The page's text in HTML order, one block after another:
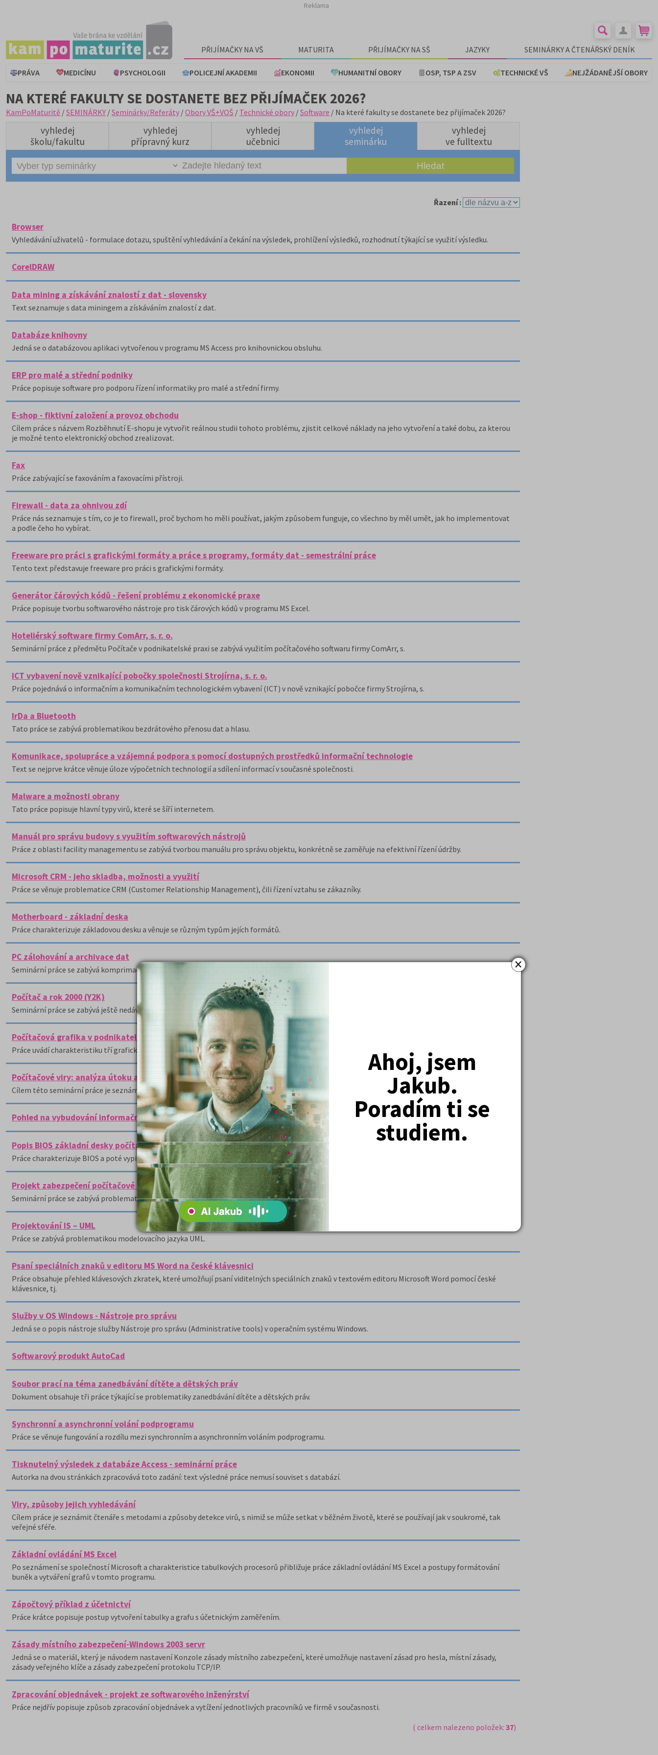
×
Ahoj, jsem
Jakub.
Poradím ti se
studiem.
Reklama
PŘIJÍMAČKY NA VŠ MATURITA PŘIJÍMAČKY NA SŠ JAZYKY SEMINÁRKY A ČTENÁŘSKÝ DENÍK
PRÁVA MEDICÍNU PSYCHOLOGII POLICEJNÍ AKADEMII EKONOMII HUMANITNÍ OBORY OSP, TSP A ZSV TECHNICKÉ VŠ NEJŽÁDANĚJŠÍ OBORY
NA KTERÉ FAKULTY SE DOSTANETE BEZ PŘIJÍMAČEK 2026?
KamPoMaturitě /SEMINÁRKY /Seminárky/Referáty /Obory VŠ+VOŠ / Technické obory /Software / Na které fakulty se dostanete bez přijímaček 2026?
vyhledej
školu/fakultu
vyhledej
přípravný kurz
vyhledej
učebnici
vyhledej
seminárku
vyhledej
ve fulltextu
Řazení :
Browser
Vyhledávání uživatelů - formulace dotazu, spuštění vyhledávání a čekání na výsledek, prohlížení výsledků, rozhodnutí týkající se využití výsledku.
CorelDRAW
Data mining a získávání znalostí z dat - slovensky
Text seznamuje s data miningem a získáváním znalostí z dat.
Databáze knihovny
Jedná se o databázovou aplikaci vytvořenou v programu MS Access pro knihovnickou obsluhu.
ERP pro malé a střední podniky
Práce popisuje software pro podporu řízení informatiky pro malé a střední firmy.
E-shop - fiktivní založení a provoz obchodu
Cílem práce s názvem Rozběhnutí E-shopu je vytvořit reálnou studii tohoto problému, zjistit celkové náklady na jeho vytvoření a také dobu, za kterou
je možné tento elektronický obchod zrealizovat.
Fax
Práce zabývající se faxováním a faxovacími přístroji.
Firewall - data za ohnivou zdí
Práce nás seznamuje s tím, co je to firewall, proč bychom ho měli používat, jakým způsobem funguje, co všechno by měl umět, jak ho implementovat
a podle čeho ho vybírat.
Freeware pro práci s grafickými formáty a práce s programy, formáty dat - semestrální práce
Tento text představuje freeware pro práci s grafickými formáty.
Generátor čárových kódů - řešení problému z ekonomické praxe
Práce popisuje tvorbu softwarového nástroje pro tisk čárových kódů v programu MS Excel.
Hoteliérský software firmy ComArr, s. r. o.
Seminární práce z předmětu Počítače v podnikatelské praxi se zabývá využitím počítačového softwaru firmy ComArr, s.
ICT vybavení nově vznikající pobočky společnosti Strojírna, s. r. o.
Práce pojednává o informačním a komunikačním technologickém vybavení (ICT) v nově vznikající pobočce firmy Strojírna, s.
IrDa a Bluetooth
Tato práce se zabývá problematikou bezdrátového přenosu dat a hlasu.
Komunikace, spolupráce a vzájemná podpora s pomocí dostupných prostředků informační technologie
Text se nejprve krátce věnuje úloze výpočetních technologií a sdílení informací v současné společnosti.
Malware a možnosti obrany
Tato práce popisuje hlavní typy virů, které se šíří internetem.
Manuál pro správu budovy s využitím softwarových nástrojů
Práce z oblasti facility managementu se zabývá tvorbou manuálu pro správu objektu, konkrétně se zaměřuje na efektivní řízení údržby.
Microsoft CRM - jeho skladba, možnosti a využití
Práce se věnuje problematice CRM (Customer Relationship Management), čili řízení vztahu se zákazníky.
Motherboard - základní deska
Práce charakterizuje základovou desku a věnuje se různým typům jejích formátů.
PC zálohování a archivace dat
Seminární práce se zabývá komprimačními programy.
Počítač a rok 2000 (Y2K)
Seminární práce se zabývá ještě nedávno ožehavým tématem, a to problémy, které mohly nastat při přechodu počítačů na rok 2000.
Počítačová grafika v podnikatelské praxi
Práce uvádí charakteristiku tří grafických programů: 3D Studio, Corel Draw a Adobe Photoshop.
Počítačové viry: analýza útoku a obrana
Cílem této seminární práce je seznámit s počítačovými viry.
Pohled na vybudování informačního centra městského úřadu se zaměřením na evidenci katastru nemovitostí
Popis BIOS základní desky počítače
Práce charakterizuje BIOS a poté vypisuje jeho jednotlivá nastavení.
Projekt zabezpečení počítačové sítě
Seminární práce se zabývá problematikou zabezpečení počítačové sítě malé firmy.
Projektování IS – UML
Práce se zabývá problematikou modelovacího jazyka UML.
Psaní speciálních znaků v editoru MS Word na české klávesnici
Práce obsahuje přehled klávesových zkratek, které umožňují psaní viditelných speciálních znaků v textovém editoru Microsoft Word pomocí české
klávesnice, tj.
Služby v OS Windows - Nástroje pro správu
Jedná se o popis nástroje služby Nástroje pro správu (Administrative tools) v operačním systému Windows.
Softwarový produkt AutoCad
Soubor prací na téma zanedbávání dítěte a dětských práv
Dokument obsahuje tři práce týkající se problematiky zanedbávání dítěte a dětských práv.
Synchronní a asynchronní volání podprogramu
Práce se věnuje fungování a rozdílu mezi synchronním a asynchronním voláním podprogramu.
Tisknutelný výsledek z databáze Access - seminární práce
Autorka na dvou stránkách zpracovává toto zadání: text výsledné práce nemusí souviset s databází.
Viry, způsoby jejich vyhledávání
Cílem práce je seznámit čtenáře s metodami a způsoby detekce virů, s nimiž se může setkat v běžném životě, které se používají jak v soukromé, tak
veřejné sféře.
Základní ovládání MS Excel
Po seznámení se společností Microsoft a charakteristice tabulkových procesorů přibližuje práce základní ovládání MS Excel a postupy formátování
buněk a vytváření grafů v tomto programu.
Zápočtový příklad z účetnictví
Práce krátce popisuje postup vytvoření tabulky a grafu s účetnickým zaměřením.
Zásady místního zabezpečení-Windows 2003 servr
Jedná se o materiál, který je návodem nastavení Konzole zásady místního zabezpečení, které umožňuje nastavení zásad pro hesla, místní zásady,
zásady veřejného klíče a zásady zabezpečení protokolu TCP/IP.
Zpracování objednávek - projekt ze softwarového inženýrství
Práce nejdřív popisuje způsob zpracování objednávek a vytížení jednotlivých pracovníků ve firmě v současnosti.
( celkem nalezeno položek: 37)